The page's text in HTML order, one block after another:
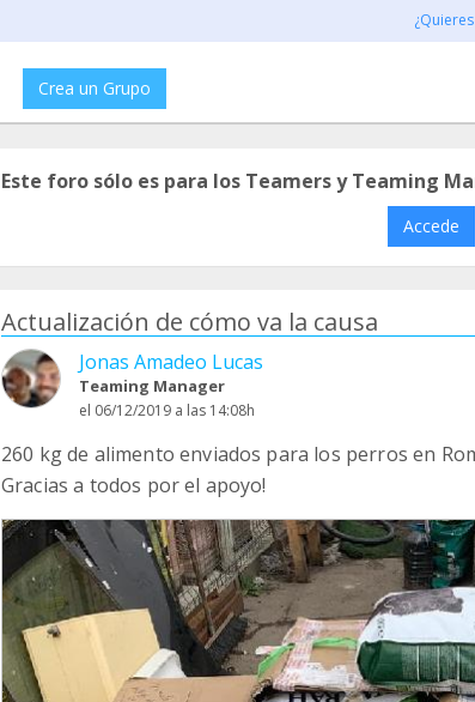
Crea un Grupo
Este foro sólo es para los Teamers y Teaming
Accede
Actualización de cómo va la causa
Jonas Amadeo Lucas
Teaming Manager
el 06/12/2019 a las 14:08h
260 kg de alimento enviados para los perros en
Gracias a todos por el apoyo!